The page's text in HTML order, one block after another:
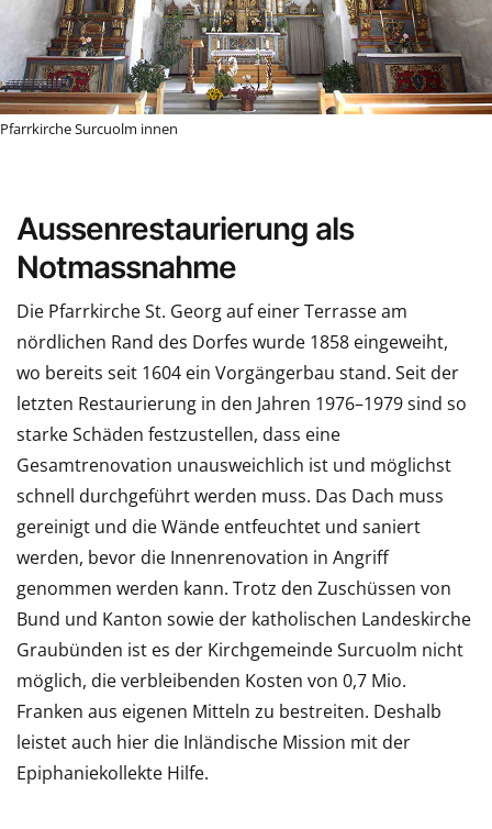
Pfarrkirche Surcuolm innen
Aussenrestaurierung als
Notmassnahme
Die Pfarrkirche St. Georg auf einer Terrasse am
nördlichen Rand des Dorfes wurde 1858 eingeweiht,
wo bereits seit 1604 ein Vorgängerbau stand. Seit der
letzten Restaurierung in den Jahren 1976–1979 sind so
starke Schäden festzustellen, dass eine
Gesamtrenovation unausweichlich ist und möglichst
schnell durchgeführt werden muss. Das Dach muss
gereinigt und die Wände entfeuchtet und saniert
werden, bevor die Innenrenovation in Angriff
genommen werden kann. Trotz den Zuschüssen von
Bund und Kanton sowie der katholischen Landeskirche
Graubünden ist es der Kirchgemeinde Surcuolm nicht
möglich, die verbleibenden Kosten von 0,7 Mio.
Franken aus eigenen Mitteln zu bestreiten. Deshalb
leistet auch hier die Inländische Mission mit der
Epiphaniekollekte Hilfe.